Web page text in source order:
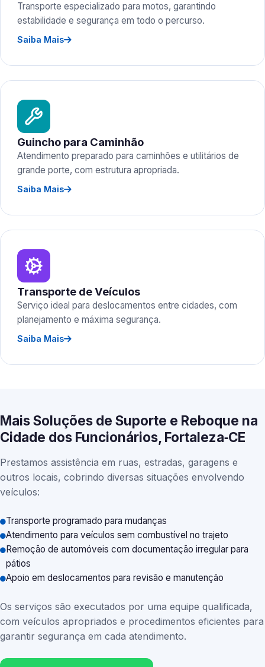
Transporte especializado para motos, garantindo
estabilidade e segurança em todo o percurso.
Saiba Mais
Guincho para Caminhão
Atendimento preparado para caminhões e utilitários de
grande porte, com estrutura apropriada.
Saiba Mais
Transporte de Veículos
Serviço ideal para deslocamentos entre cidades, com
planejamento e máxima segurança.
Saiba Mais
Mais Soluções de Suporte e Reboque na
Cidade dos Funcionários, Fortaleza‑CE
Prestamos assistência em ruas, estradas, garagens e
outros locais, cobrindo diversas situações envolvendo
veículos:
Transporte programado para mudanças
Atendimento para veículos sem combustível no trajeto
Remoção de automóveis com documentação irregular para
pátios
Apoio em deslocamentos para revisão e manutenção
Os serviços são executados por uma equipe qualificada,
com veículos apropriados e procedimentos eficientes para
garantir segurança em cada atendimento.